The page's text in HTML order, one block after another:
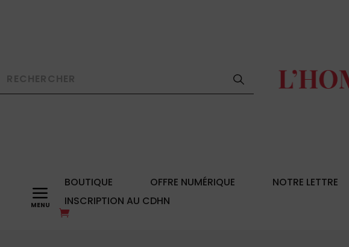
a BOUTIQUE OFFRE NUMÉRIQUE NOTRE LETTRE
INSCRIPTION AU CDHN